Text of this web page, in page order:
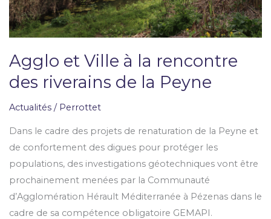
Agglo et Ville à la rencontre
des riverains de la Peyne
Actualités/ Perrottet
Dans le cadre des projets de renaturation de la Peyne et
de confortement des digues pour protéger les
populations, des investigations géotechniques vont être
prochainement menées par la Communauté
d’Agglomération Hérault Méditerranée à Pézenas dans le
cadre de sa compétence obligatoire GEMAPI.
de
la
Peyne